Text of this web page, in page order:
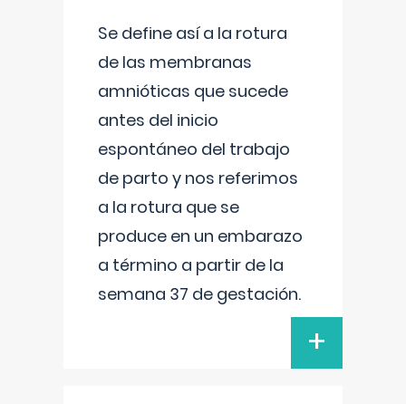
Se define así a la rotura
de las membranas
amnióticas que sucede
antes del inicio
espontáneo del trabajo
de parto y nos referimos
a la rotura que se
produce en un embarazo
a término a partir de la
semana 37 de gestación.
+